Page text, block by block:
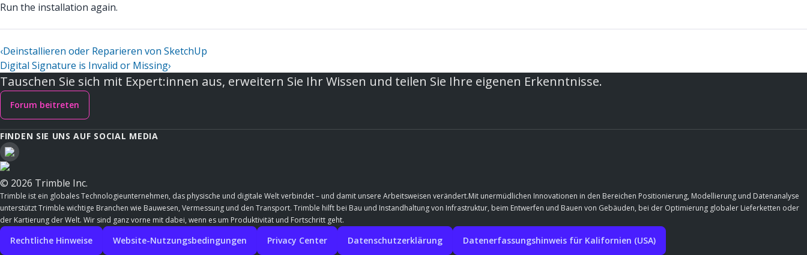
Run the installation again.
‹Deinstallieren oder Reparieren von SketchUp
Digital Signature is Invalid or Missing›
Tauschen Sie sich mit Expert:innen aus, erweitern Sie Ihr Wissen und teilen Sie Ihre eigenen Erkenntnisse.
Forum beitreten
FINDEN SIE UNS AUF SOCIAL MEDIA
© 2026 Trimble Inc.
Trimble ist ein globales Technologieunternehmen, das physische und digitale Welt verbindet – und damit unsere Arbeitsweisen verändert.Mit unermüdlichen Innovationen in den Bereichen Positionierung, Modellierung und Datenanalyse
unterstützt Trimble wichtige Branchen wie Bauwesen, Vermessung und den Transport. Trimble hilft bei Bau und Instandhaltung von Infrastruktur, beim Entwerfen und Bauen von Gebäuden, bei der Optimierung globaler Lieferketten oder
der Kartierung der Welt. Wir sind ganz vorne mit dabei, wenn es um Produktivität und Fortschritt geht.
Rechtliche Hinweise Website-Nutzungsbedingungen Privacy Center Datenschutzerklärung Datenerfassungshinweis für Kalifornien (USA)